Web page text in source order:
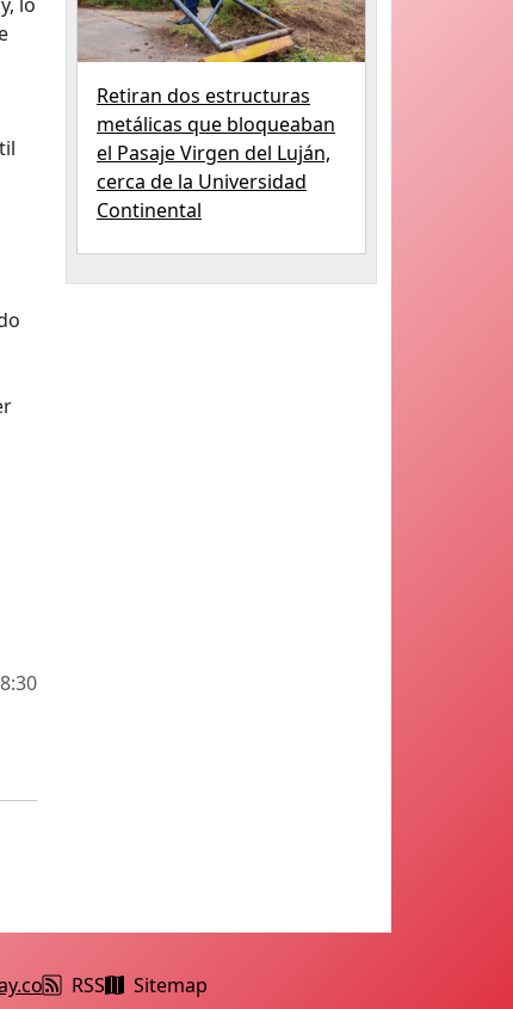
Retiran dos estructuras
metálicas que bloqueaban
el Pasaje Virgen del Luján,
cerca de la Universidad
Continental
RSS Sitemap